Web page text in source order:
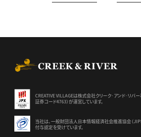
CREATIVE VILLAGEは株式会社クリーク･アンド･リバ
証券コード4763）が運営しています。
当社は、一般財団法人日本情報経済社会推進協会（
付与認定を受けています。